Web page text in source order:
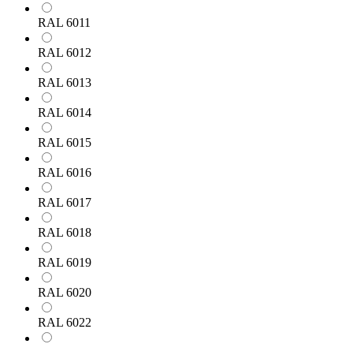
RAL 6011
RAL 6012
RAL 6013
RAL 6014
RAL 6015
RAL 6016
RAL 6017
RAL 6018
RAL 6019
RAL 6020
RAL 6022